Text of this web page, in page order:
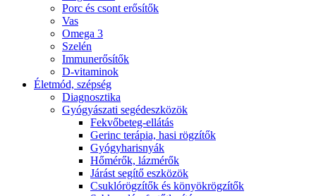
Porc és csont erősítők
Vas
Omega 3
Szelén
Immunerősítők
D-vitaminok
Életmód, szépség
Diagnosztika
Gyógyászati segédeszközök
Fekvőbeteg-ellátás
Gerinc terápia, hasi rögzítők
Gyógyharisnyák
Hőmérők, lázmérők
Járást segítő eszközök
Csuklórögzítők és könyökrögzítők